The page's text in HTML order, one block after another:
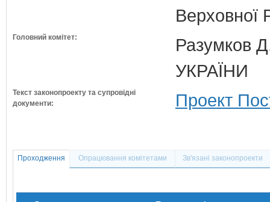
Верховної
Головний комітет:
Разумков
УКРАЇНИ
Текст законопроекту та супровідні
документи:
Проект
Проходження Опрацювання комітетами Зв'язані законопроекти